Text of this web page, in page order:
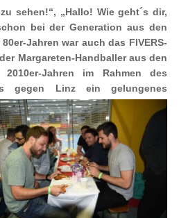
sehen!“, „Hallo! Wie geht´s dir,
bei der Generation aus den
Jahren war auch das FIVERS-
der Margareten-Handballer aus den
Jahren im Rahmen des
gegen Linz ein gelungenes